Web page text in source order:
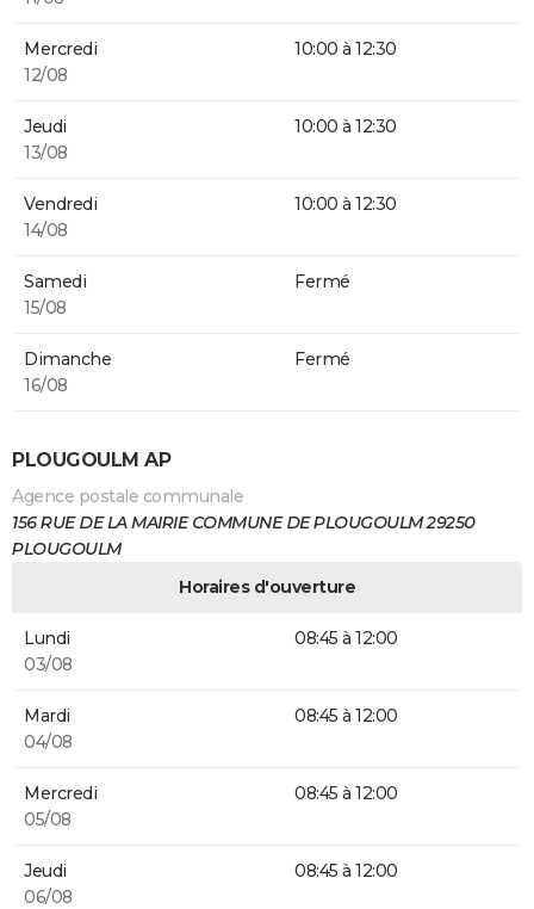
Mercredi
12/08
10:00 à 12:30
Jeudi
13/08
10:00 à 12:30
Vendredi
14/08
10:00 à 12:30
Samedi
15/08
Fermé
Dimanche
16/08
Fermé
PLOUGOULM AP
Agence postale communale
156 RUE DE LA MAIRIE COMMUNE DE PLOUGOULM 29250
PLOUGOULM
Horaires d'ouverture
Lundi
03/08
08:45 à 12:00
Mardi
04/08
08:45 à 12:00
Mercredi
05/08
08:45 à 12:00
Jeudi
06/08
08:45 à 12:00